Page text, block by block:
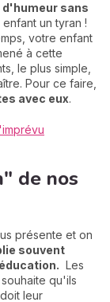
d'humeur sans
un tyran !
votre enfant
à cette
le plus simple,
Pour ce faire,
avec eux.
de nos
présente et on
souvent
Les
qu'ils
leur